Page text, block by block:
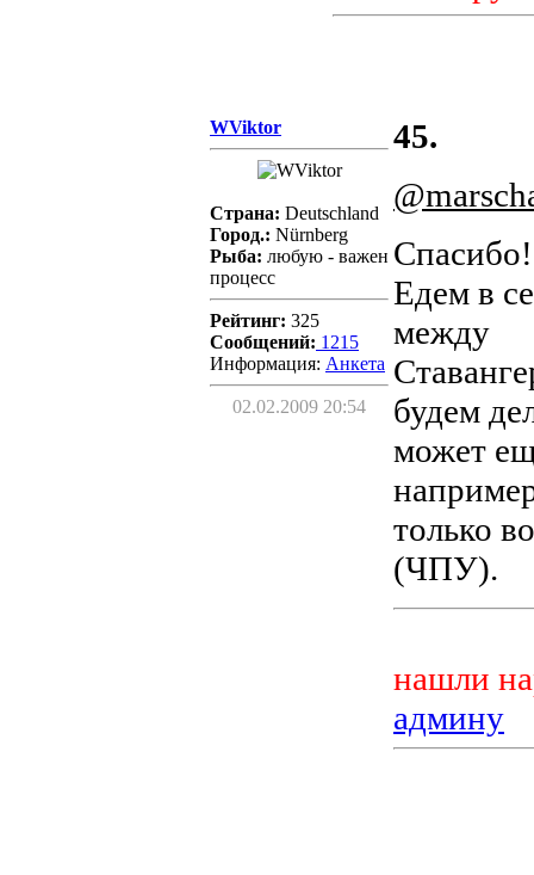
WViktor
Страна: Deutschland
Город.: Nürnberg
Рыба: любую - важен
процесс
Рейтинг: 325
Сообщений: 1215
Информация: Aнкета
02.02.2009 20:54
45.
Спасибо!
Едем в
между
будем
может
только
(ЧПУ).
нашли
админу